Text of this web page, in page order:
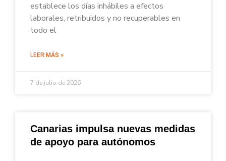
establece los días inhábiles a efectos
laborales, retribuidos y no recuperables en
todo el
LEER MÁS »
7 de julio de 2026
Canarias impulsa nuevas medidas
de apoyo para autónomos